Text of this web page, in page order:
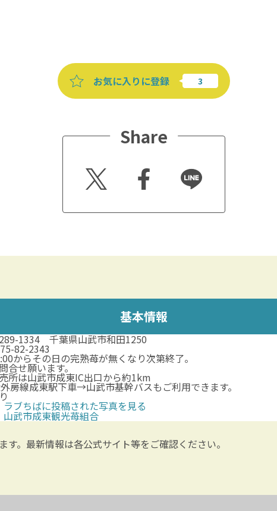
お気に入りに登録
Share
Twitt
er
Faceb
ook
Line
基本情報
1334 千葉県山武市和田1250
82-2343
からその日の完熟苺が無くなり次第終了。
合せ願います。
所は山武市成東IC出口から約1km
房線成東駅下車→山武市基幹バスもご利用できます。
ラブちばに投稿された写真を見る
山武市成東観光苺組合
。最新情報は各公式サイト等をご確認ください。